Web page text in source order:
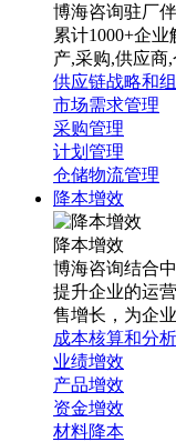
博海咨询驻厂
累计1000+企
产,采购,供应商
供应链战略和
市场需求管理
采购管理
计划管理
仓储物流管理
降本增效
降本增效
博海咨询结合
提升企业的运
售增长，为企
成本核算和分
业绩增效
产品增效
资金增效
材料降本